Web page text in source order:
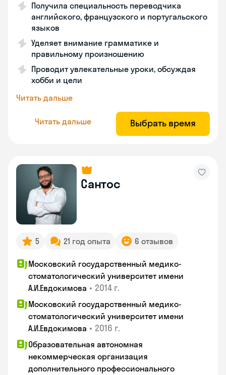
Получила специальность переводчика
английского, французского и португальского
языков
Уделяет внимание грамматике и
правильному произношению
Проводит увлекательные уроки, обсуждая
хобби и цели
Читать дальше
Читать дальше Выбрать время
Сантос
5 21 год опыта 6 отзывов
Московский государственный медико-
стоматологический университет имени
А.И.Евдокимова • 2014 г.
Московский государственный медико-
стоматологический университет имени
А.И.Евдокимова • 2016 г.
Образовательная автономная
некоммерческая организация
дополнительного профессионального